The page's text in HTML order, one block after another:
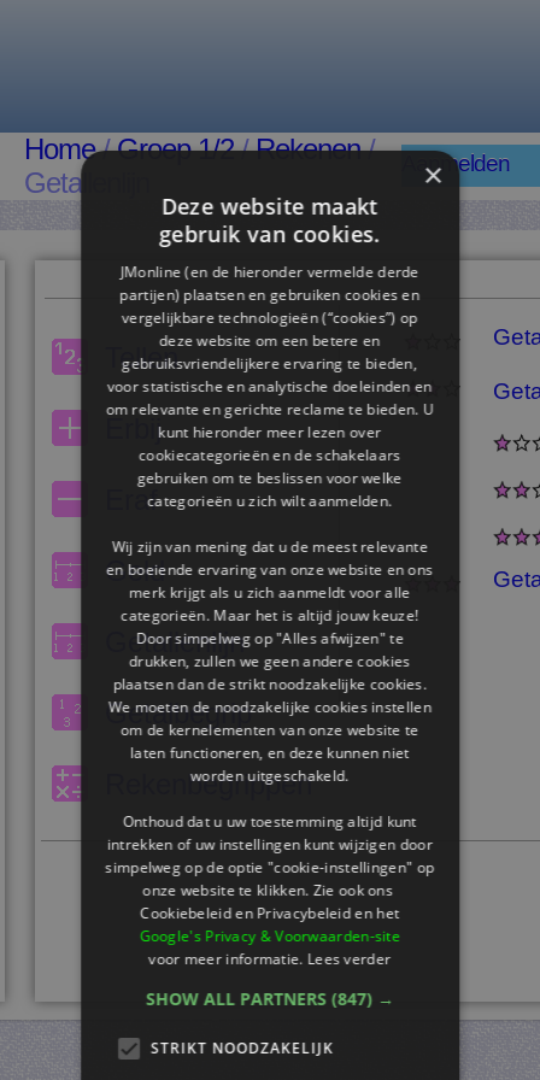
Home/Groep 1/2/Rekenen/
Getallenlijn
Aanmelden
Tellen
Erbij
Eraf
Geld
Getallenlijn
Getalbegrip
Rekenbegrippen
×
Deze website maakt
gebruik van cookies.
JMonline (en de hieronder vermelde derde
partijen) plaatsen en gebruiken cookies en
vergelijkbare technologieën (“cookies”) op
deze website om een ​​betere en
gebruiksvriendelijkere ervaring te bieden,
voor statistische en analytische doeleinden en
om relevante en gerichte reclame te bieden. U
kunt hieronder meer lezen over
cookiecategorieën en de schakelaars
gebruiken om te beslissen voor welke
categorieën u zich wilt aanmelden.
Wij zijn van mening dat u de meest relevante
en boeiende ervaring van onze website en ons
merk krijgt als u zich aanmeldt voor alle
categorieën. Maar het is altijd jouw keuze!
Door simpelweg op "Alles afwijzen" te
drukken, zullen we geen andere cookies
plaatsen dan de strikt noodzakelijke cookies.
We moeten de noodzakelijke cookies instellen
om de kernelementen van onze website te
laten functioneren, en deze kunnen niet
worden uitgeschakeld.
Onthoud dat u uw toestemming altijd kunt
intrekken of uw instellingen kunt wijzigen door
simpelweg op de optie "cookie-instellingen" op
onze website te klikken. Zie ook ons ​​
Cookiebeleid en Privacybeleid en het
Google's Privacy & Voorwaarden-site
voor meer informatie.Lees verder
SHOW ALL PARTNERS (847) →
STRIKT NOODZAKELIJK